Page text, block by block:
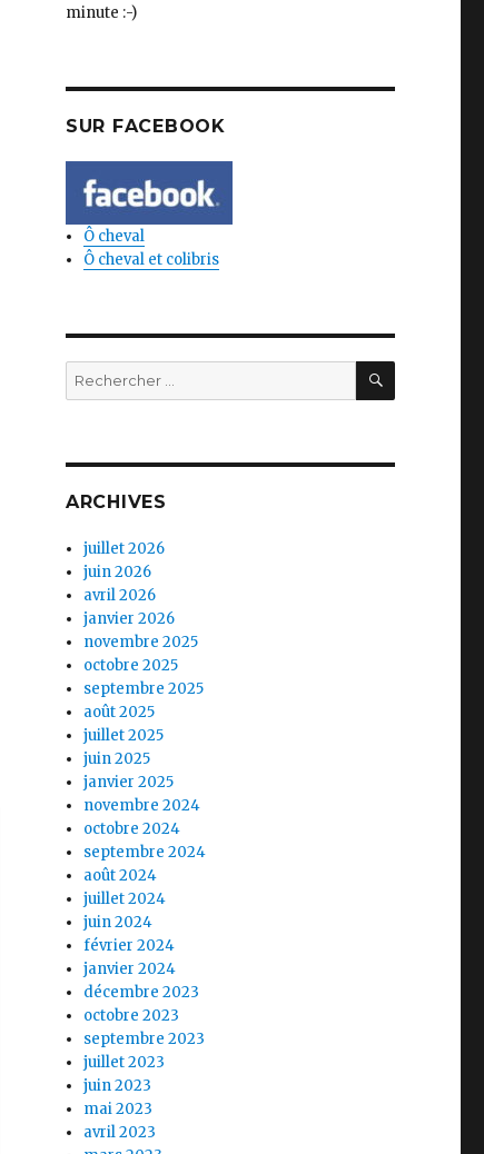
minute :-)
SUR FACEBOOK
Ô cheval
Ô cheval et colibris
Rechercher:
ARCHIVES
juillet 2026
juin 2026
avril 2026
janvier 2026
novembre 2025
octobre 2025
septembre 2025
août 2025
juillet 2025
juin 2025
janvier 2025
novembre 2024
octobre 2024
septembre 2024
août 2024
juillet 2024
juin 2024
février 2024
janvier 2024
décembre 2023
octobre 2023
septembre 2023
juillet 2023
juin 2023
mai 2023
avril 2023